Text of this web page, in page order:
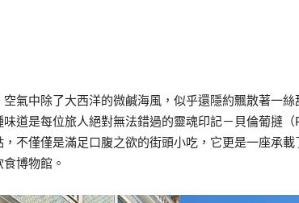
氣中除了大西洋的微鹹海風，似乎還隱約飄散著一絲
道是每位旅人絕對無法錯過的靈魂印記－貝倫葡撻
不僅僅是滿足口腹之欲的街頭小吃，它更是一座承載
博物館。